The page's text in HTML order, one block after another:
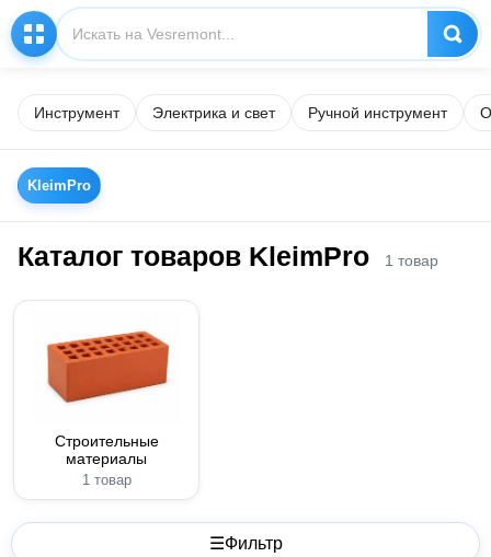
Инструмент Электрика и свет Ручной инструмент
KleimPro
Каталог товаров KleimPro 1 товар
Строительные
материалы
1 товар
☰Фильтр